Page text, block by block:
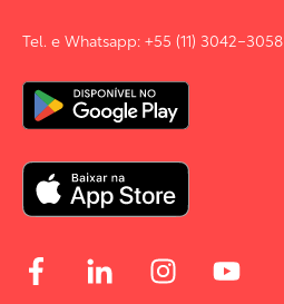
Tel. e Whatsapp: +55 (11) 3042-3058